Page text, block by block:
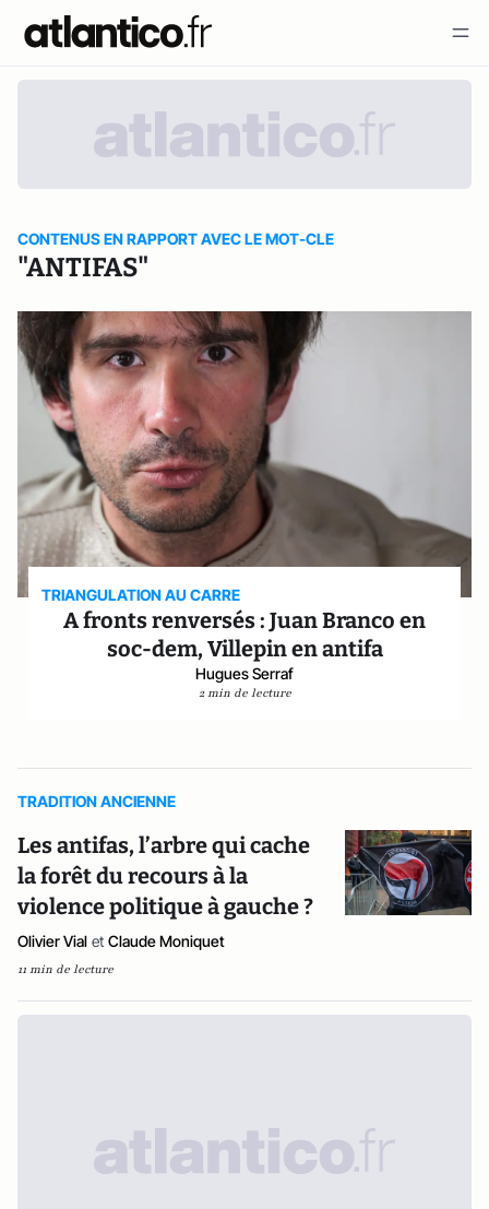
CONTENUS EN RAPPORT AVEC LE MOT-CLE
"ANTIFAS"
TRIANGULATION AU CARRE
A fronts renversés : Juan Branco en
soc-dem, Villepin en antifa
Hugues Serraf
2 min de lecture
TRADITION ANCIENNE
Les antifas, l’arbre qui cache
la forêt du recours à la
violence politique à gauche ?
Olivier Vial et Claude Moniquet
11 min de lecture